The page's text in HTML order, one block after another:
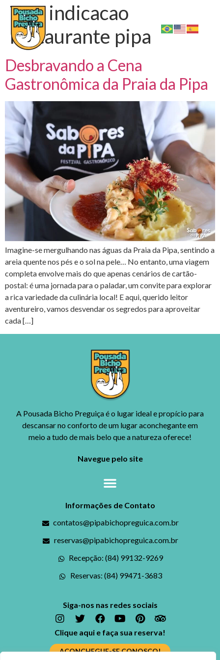
Tag:indicacao
restaurante pipa
Desbravando a Cena
Gastronômica da Praia da Pipa
Imagine-se mergulhando nas águas da Praia da Pipa, sentindo a
areia quente nos pés e o sol na pele… No entanto, uma viagem
completa envolve mais do que apenas cenários de cartão-
postal: é uma jornada para o paladar, um convite para explorar
a rica variedade da culinária local! E aqui, querido leitor
aventureiro, vamos desvendar os segredos para aproveitar
cada […]
A Pousada Bicho Preguiça é o lugar ideal e propício para
descansar no conforto de um lugar aconchegante em
meio a tudo de mais belo que a natureza oferece!
Navegue pelo site
Informações de Contato
contatos@pipabichopreguica.com.br
reservas@pipabichopreguica.com.br
Recepção: (84) 99132-9269
Reservas: (84) 99471-3683
Siga-nos nas redes sociais
Clique aqui e faça sua reserva!
ACONCHEGUE-SE CONOSCO!